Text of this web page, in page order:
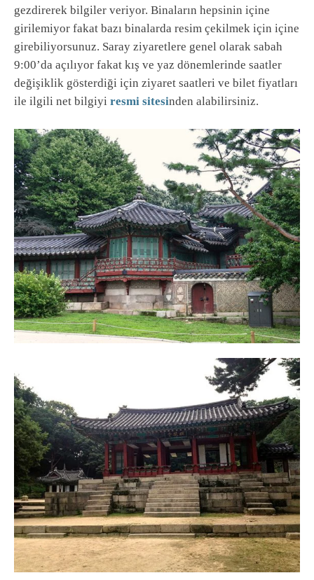
gezdirerek bilgiler veriyor. Binaların hepsinin içine
girilemiyor fakat bazı binalarda resim çekilmek için içine
girebiliyorsunuz. Saray ziyaretlere genel olarak sabah
9:00’da açılıyor fakat kış ve yaz dönemlerinde saatler
değişiklik gösterdiği için ziyaret saatleri ve bilet fiyatları
ile ilgili net bilgiyi resmi sitesinden alabilirsiniz.